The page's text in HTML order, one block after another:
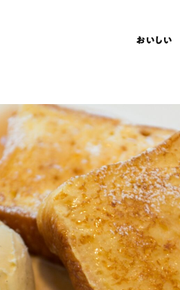
おいしい